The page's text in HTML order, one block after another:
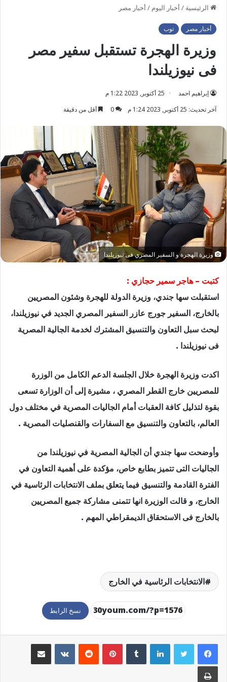
الرئيسية / أخبار اليوم / أخبار مصر
أخبار مصر توب
وزيرة الهجرة تستقبل سفير مصر
فى نيوزيلندا
إبراهيم احمد
25 أكتوبر, 2023 1:22 م
آخر تحديث: 25 أكتوبر, 2023 1:24 م
0 أقل من دقيقة
وزيرة الهجرة و السفير المصري فى نيوزيلندا
كتبت – هاجر سمير حجازي :
استقبلت سها جندي، وزيرة الدولة للهجرة وشئون المصريين
بالخارج، السفير جورج عازر السفير المصري الجديد في نيوزيلندا،
لبحث سبل التعاون والتنسيق المشترك لخدمة الجالية المصرية
فى نيوزيلندا .
اكدت وزيرة الهجرة خلال الجلسة الدعم الكامل من الوزرة
للمصريين خارج القطر المصري ، مشيرة إلى أن الوزارة تسعى
بقوة لتذليل كافة العقبات أمام الجاليات المصرية في مختلف دول
العالم، بالتعاون والتنسيق مع السفارات والقنصليات المصرية .
وأوضحت سها جندي أن الجالية المصرية في نيوزيلندا من
الجاليات التى تتميز بطابع خاص، مؤكدة على أهمية التعاون في
الفترة القادمة والتنسيق فيما يتعلق بملف الانتخابات الرئاسية في
الخارج، و قالت الوزيرة انها تتمنى مشاركة جميع المصريين
بالخارج فى الاستحقاق الديمقراطي المهم .
الانتخابات الرئاسية في الخارج
نسخ الرابط
لينكدإن بينتيريست مشاركة عبر البريد
طباعة